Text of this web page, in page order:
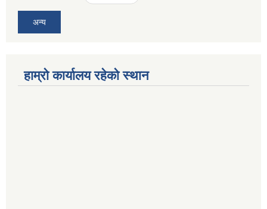
अन्य
हाम्रो कार्यालय रहेको स्थान